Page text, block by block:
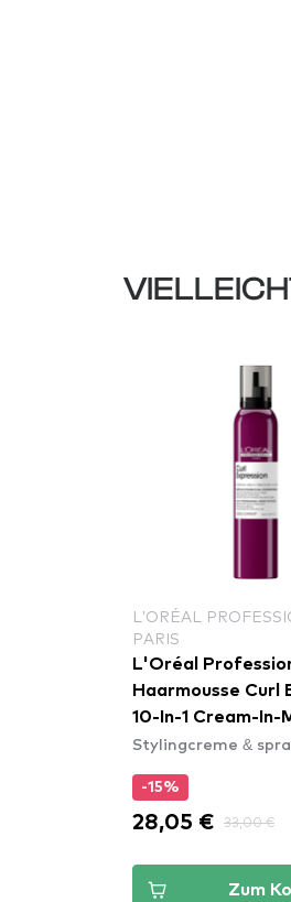
L'ORÉAL
PARIS
L'Oréal
Haarmousse Curl
10-In-1 ​Cream-In-
Stylingcreme &
-15%
28,05 € 33,00 €
Zum